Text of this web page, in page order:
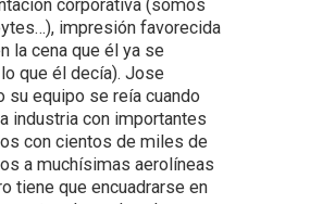
corporativa (somos
impresión favorecida
la cena que él ya se
que él decía). Jose
su equipo se reía cuando
industria con importantes
con cientos de miles de
a muchísimas aerolíneas
tiene que encuadrarse en